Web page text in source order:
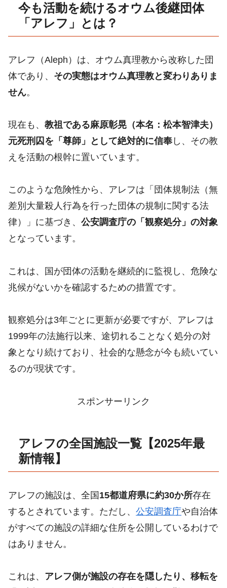
今も活動を続けるオウム後継団体
「アレフ」とは？
アレフ（Aleph）は、オウム真理教から改称した団
体であり、 その実態はオウム真理教と変わりありま
せん。
現在も、 教祖である麻原彰晃（本名：松本智津夫）
元死刑囚を「尊師」として絶対的に信奉し、その教
えを活動の根幹に置いています。
このような危険性から、アレフは「団体規制法（無
差別大量殺人行為を行った団体の規制に関する法
律）」に基づき、 公安調査庁の「観察処分」の対象
となっています。
これは、国が団体の活動を継続的に監視し、危険な
兆候がないかを確認するための措置です。
観察処分は3年ごとに更新が必要ですが、アレフは
1999年の法施行以来、途切れることなく処分の対
象となり続けており、社会的な懸念が今も続いてい
るのが現状です。
スポンサーリンク
アレフの全国施設一覧【2025年最
新情報】
アレフの施設は、全国 15都道府県に約30か所存在
するとされています。ただし、 公安調査庁や自治体
がすべての施設の詳細な住所を公開しているわけで
はありません。
これは、 アレフ側が施設の存在を隠したり、移転を